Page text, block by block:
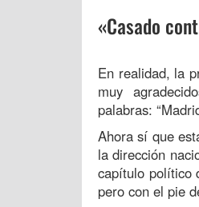
«Casado
En realidad, la
muy
palabras:
Ahora sí que
la dirección
capítulo político
pero con el pie